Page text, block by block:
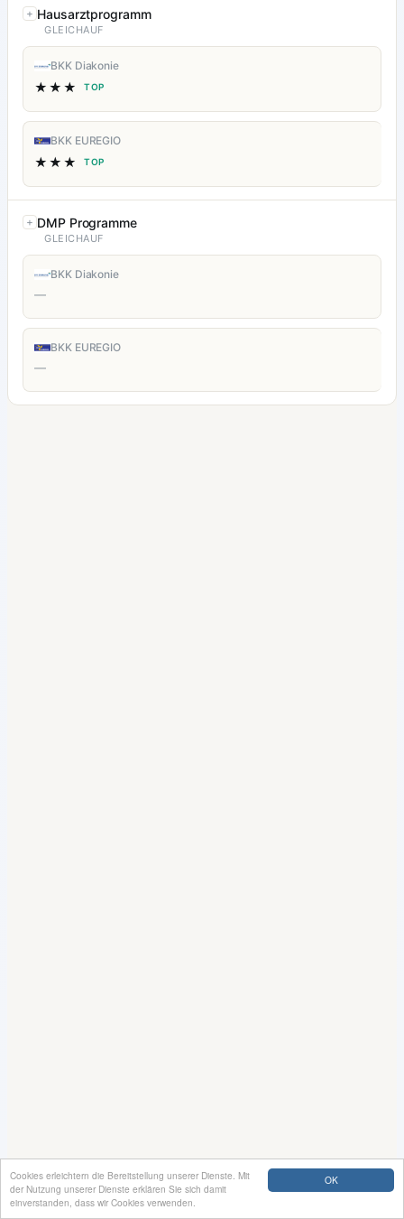
OK
Cookies erleichtern die Bereitstellung unserer Dienste. Mit
der Nutzung unserer Dienste erklären Sie sich damit
einverstanden, dass wir Cookies verwenden.
Hausarztprogramm
GLEICHAUF
BKK Diakonie
★★★ TOP
BKK EUREGIO
★★★ TOP
DMP Programme
GLEICHAUF
BKK Diakonie
—
BKK EUREGIO
—